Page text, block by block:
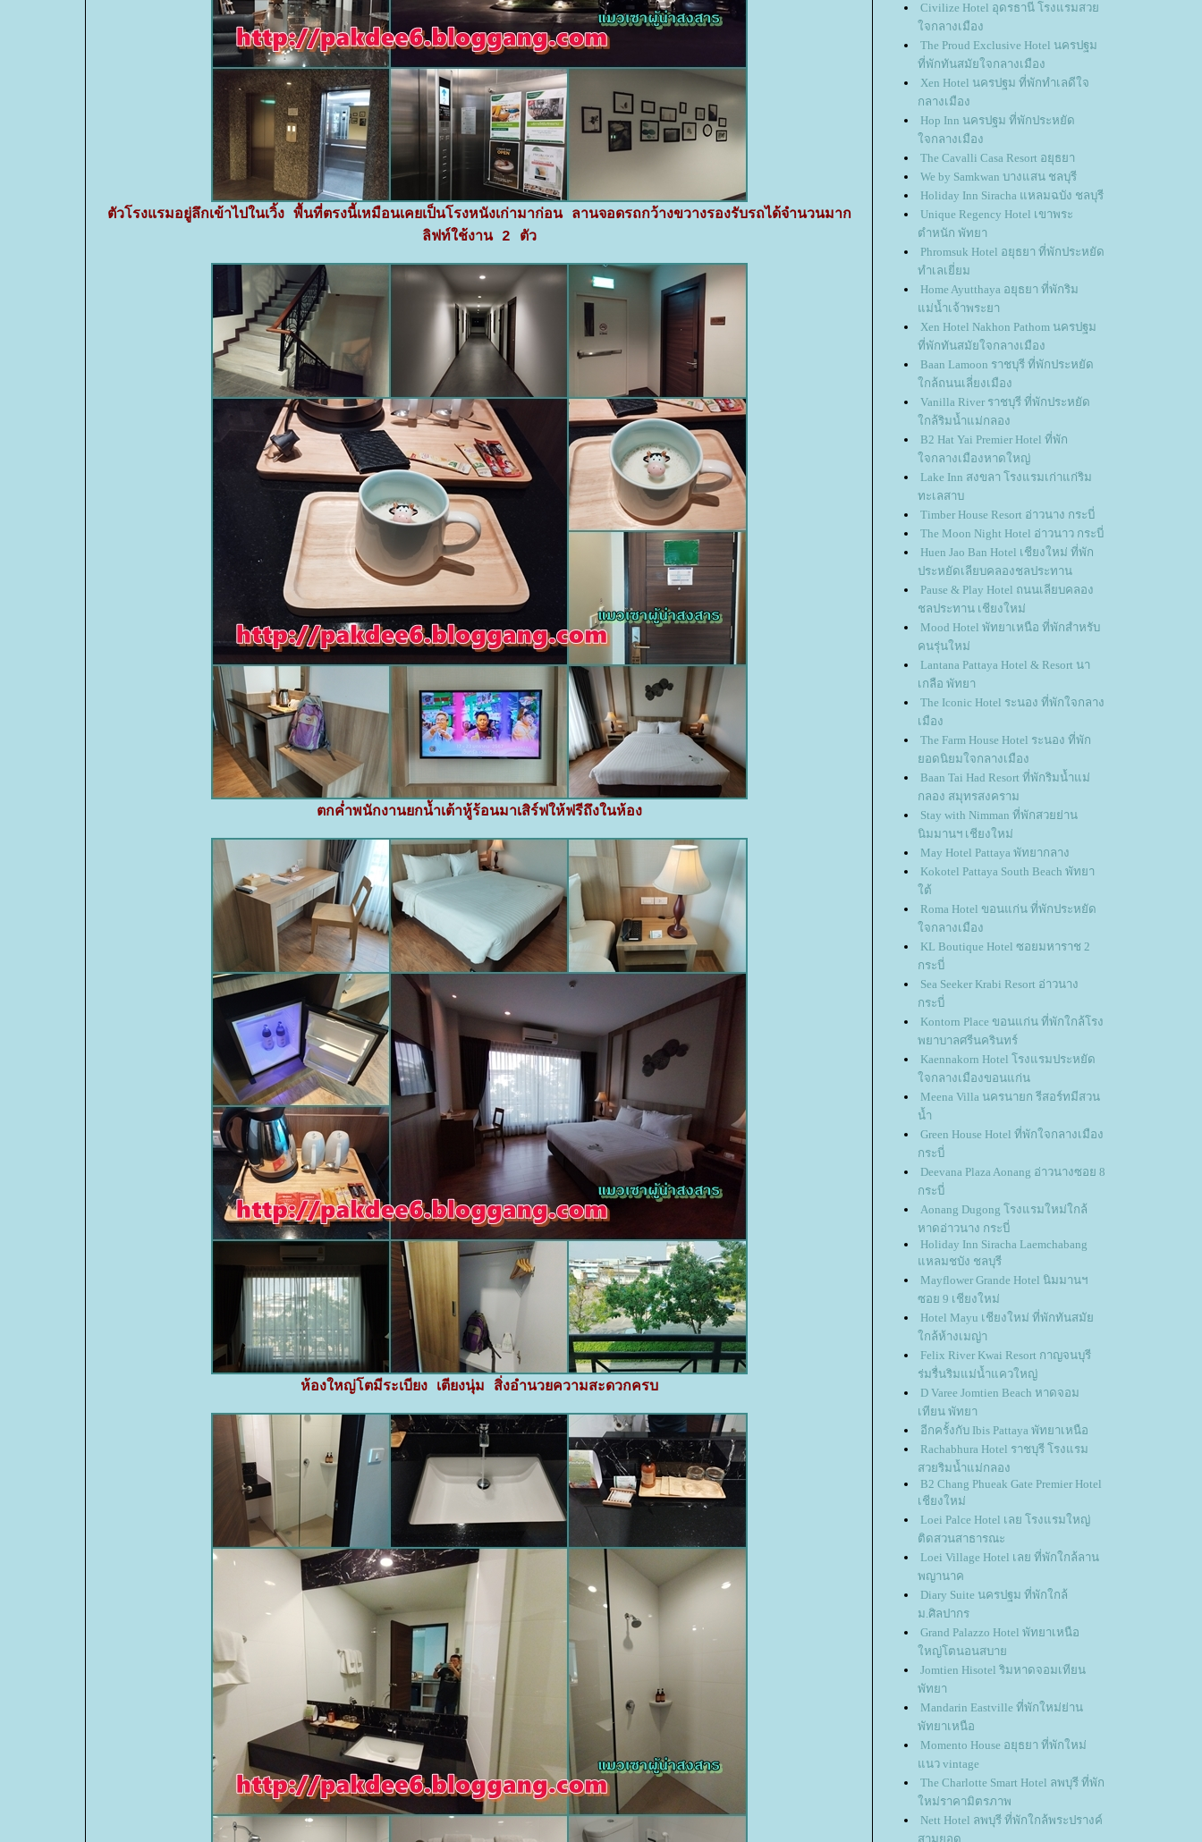
ตัวโรงแรมอยู่ลึกเข้าไปในเวิ้ง พื้นที่ตรงนี้เหมือนเคยเป็นโรงหนังเก่ามาก่อน ลานจอดรถกว้างขวางรองรับรถได้จำนวนมาก
ลิฟท์ใช้งาน 2 ตัว
ตกค่ำพนักงานยกน้ำเต้าหู้ร้อนมาเสิร์ฟให้ฟรีถึงในห้อง
ห้องใหญ่โตมีระเบียง เตียงนุ่ม สิ่งอำนวยความสะดวกครบ
Civilize Hotel อุดรธานี โรงแรมสวย
ใจกลางเมือง
The Proud Exclusive Hotel นครปฐม
ที่พักทันสมัยใจกลางเมือง
Xen Hotel นครปฐม ที่พักทำเลดีใจ
กลางเมือง
Hop Inn นครปฐม ที่พักประหยัด
ใจกลางเมือง
The Cavalli Casa Resort อยุธยา
We by Samkwan บางแสน ชลบุรี
Holiday Inn Siracha แหลมฉบัง ชลบุรี
Unique Regency Hotel เขาพระ
ตำหนัก พัทยา
Phromsuk Hotel อยุธยา ที่พักประหยัด
ทำเลเยี่ยม
Home Ayutthaya อยุธยา ที่พักริม
แม่น้ำเจ้าพระยา
Xen Hotel Nakhon Pathom นครปฐม
ที่พักทันสมัยใจกลางเมือง
Baan Lamoon ราชบุรี ที่พักประหยัด
ใกล้ถนนเลี่ยงเมือง
Vanilla River ราชบุรี ที่พักประหยัด
ใกล้ริมน้ำแม่กลอง
B2 Hat Yai Premier Hotel ที่พัก
ใจกลางเมืองหาดใหญ่
Lake Inn สงขลา โรงแรมเก่าแก่ริม
ทะเลสาบ
Timber House Resort อ่าวนาง กระบี่
The Moon Night Hotel อ่าวนาว กระบี่
Huen Jao Ban Hotel เชียงใหม่ ที่พัก
ประหยัดเลียบคลองชลประทาน
Pause & Play Hotel ถนนเลียบคลอง
ชลประทาน เชียงใหม่
Mood Hotel พัทยาเหนือ ที่พักสำหรับ
คนรุ่นใหม่
Lantana Pattaya Hotel & Resort นา
เกลือ พัทยา
The Iconic Hotel ระนอง ที่พักใจกลาง
เมือง
The Farm House Hotel ระนอง ที่พัก
ยอดนิยมใจกลางเมือง
Baan Tai Had Resort ที่พักริมน้ำแม่
กลอง สมุทรสงคราม
Stay with Nimman ที่พักสวยย่าน
นิมมานฯ เชียงใหม่
May Hotel Pattaya พัทยากลาง
Kokotel Pattaya South Beach พัทยา
ใต้
Roma Hotel ขอนแก่น ที่พักประหยัด
ใจกลางเมือง
KL Boutique Hotel ซอยมหาราช 2
กระบี่
Sea Seeker Krabi Resort อ่าวนาง
กระบี่
Kontorn Place ขอนแก่น ที่พักใกล้โรง
พยาบาลศรีนครินทร์
Kaennakorn Hotel โรงแรมประหยัด
ใจกลางเมืองขอนแก่น
Meena Villa นครนายก รีสอร์ทมีสวน
น้ำ
Green House Hotel ที่พักใจกลางเมือง
กระบี่
Deevana Plaza Aonang อ่าวนางซอย 8
กระบี่
Aonang Dugong โรงแรมใหม่ใกล้
หาดอ่าวนาง กระบี่
Holiday Inn Siracha Laemchabang
แหลมชบัง ชลบุรี
Mayflower Grande Hotel นิมมานฯ
ซอย 9 เชียงใหม่
Hotel Mayu เชียงใหม่ ที่พักทันสมัย
ใกล้ห้างเมญ่า
Felix River Kwai Resort กาญจนบุรี
ร่มรื่นริมแม่น้ำแควใหญ่
D Varee Jomtien Beach หาดจอม
เทียน พัทยา
อีกครั้งกับ Ibis Pattaya พัทยาเหนือ
Rachabhura Hotel ราชบุรี โรงแรม
สวยริมน้ำแม่กลอง
B2 Chang Phueak Gate Premier Hotel
เชียงใหม่
Loei Palce Hotel เลย โรงแรมใหญ่
ติดสวนสาธารณะ
Loei Village Hotel เลย ที่พักใกล้ลาน
พญานาค
Diary Suite นครปฐม ที่พักใกล้
ม.ศิลปากร
Grand Palazzo Hotel พัทยาเหนือ
ใหญ่โตนอนสบาย
Jomtien Hisotel ริมหาดจอมเทียน
พัทยา
Mandarin Eastville ที่พักใหม่ย่าน
พัทยาเหนือ
Momento House อยุธยา ที่พักใหม่
แนว vintage
The Charlotte Smart Hotel ลพบุรี ที่พัก
ใหม่ราคามิตรภาพ
Nett Hotel ลพบุรี ที่พักใกล้พระปรางค์
สามยอด